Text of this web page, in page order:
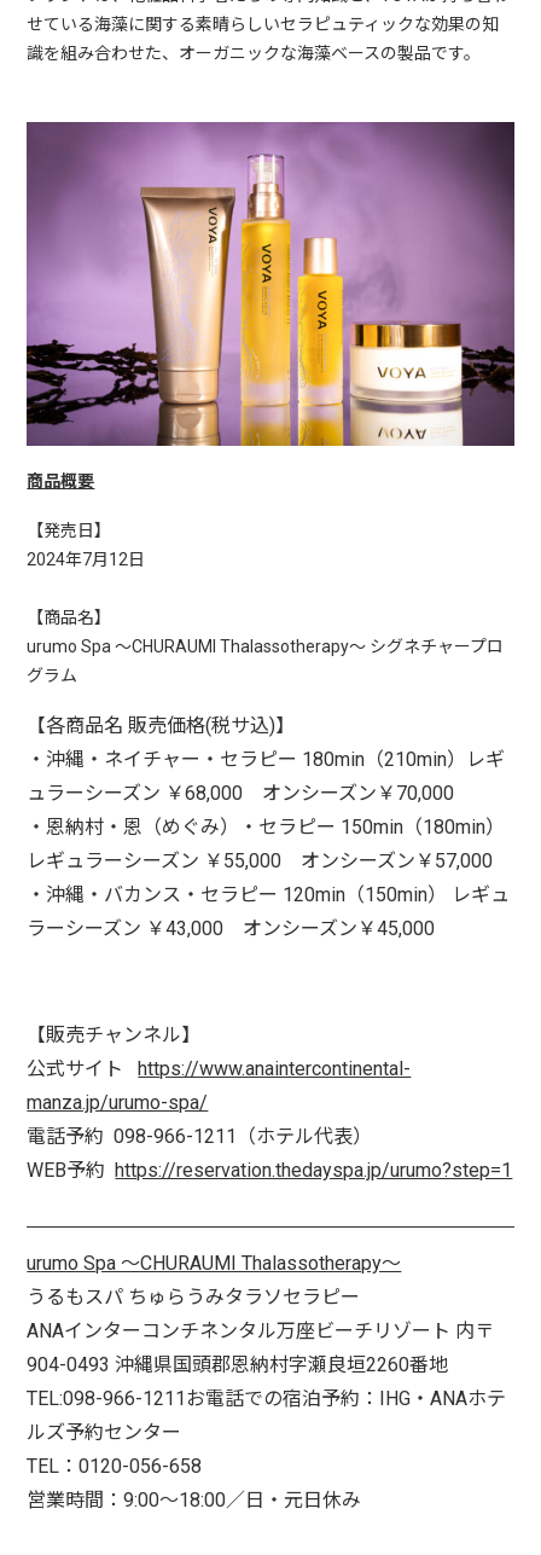
せている海藻に関する素晴らしいセラピュティックな効果の知
識を組み合わせた、オーガニックな海藻ベースの製品です。
商品概要
【発売日】
2024年7月 1 2 日
【商品名】
urumo Spa〜CHURAUMI Thalassotherapy〜 ​ シグネチャープロ
グラム
【各商品名 販売価格(税サ込)】
・沖縄・ネイチャー・セラピー 180min （210min）
レギ
ュラーシーズン ￥68,000 オンシーズン￥ 70,000
・恩納村・恩（めぐみ）・セラピー 150min （180min）
レギュラーシーズン ￥ 55,000 オンシーズン￥ 57,000
・沖縄・バカンス・セラピー 120min （150min）
レギュ
ラーシーズン ￥43,000 オンシーズン￥45,000
【販売チャンネル】
公式サイトhttps://www.anaintercontinental-
manza.jp/urumo-spa/
電話予約098-966-1211
（ホテル代表）
WEB予約https://reservation.thedayspa.jp/urumo?step=1
urumo Spa 〜CHURAUMI Thalassotherapy〜
うるもスパ ちゅらうみタラソセラピー
ANAインターコンチネンタル万座ビーチリゾート 内〒
904-0493 沖縄県国頭郡恩納村字瀬良垣2260番地
TEL:098-966-1211お電話での宿泊予約：IHG・ANAホテ
ルズ予約センター
TEL：0120-056-658
営業時間：9:00～18:00／日・元日休み